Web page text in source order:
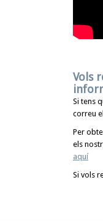
Vols
Si tens
correu
Per
els
aquí
Si vols